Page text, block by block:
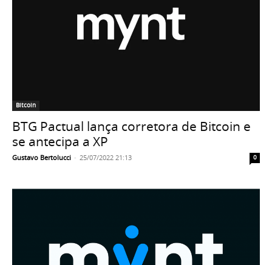
Bitcoin
BTG Pactual lança corretora de Bitcoin e
se antecipa a XP
Gustavo Bertolucci - 25/07/2022 21:13 0